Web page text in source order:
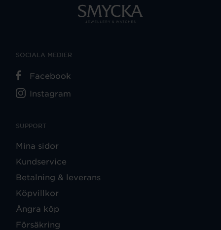
SUPPORT
Mina sidor
Kundservice
Betalning & leverans
Köpvillkor
Ångra köp
Försäkring
SOCIALA MEDIER
Facebook
Instagram